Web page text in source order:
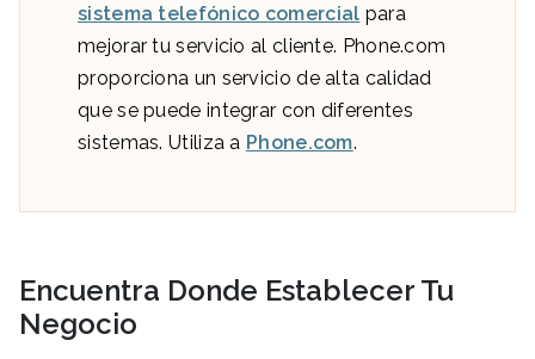
sistema telefónico comercial para
mejorar tu servicio al cliente. Phone.com
proporciona un servicio de alta calidad
que se puede integrar con diferentes
sistemas. Utiliza a Phone.com.
Encuentra Donde Establecer Tu
Negocio